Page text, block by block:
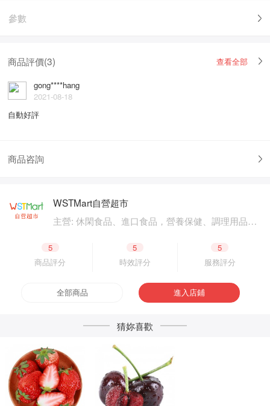
參數
商品評價(3) 查看全部
gong****hang
2021-08-18
自動好評
商品咨詢
WSTMart自營超市
主營: 休閑食品、進口食品，營養保健、調理用品，
食品、南北幹貨，美容護理、洗浴用品，家居家
電、廚具衛浴，衛生清潔、紙制用品，手機數碼、
書籍，虛擬服務、優惠票券
5
商品評分
5
時效評分
5
服務評分
全部商品 進入店鋪
猜妳喜歡